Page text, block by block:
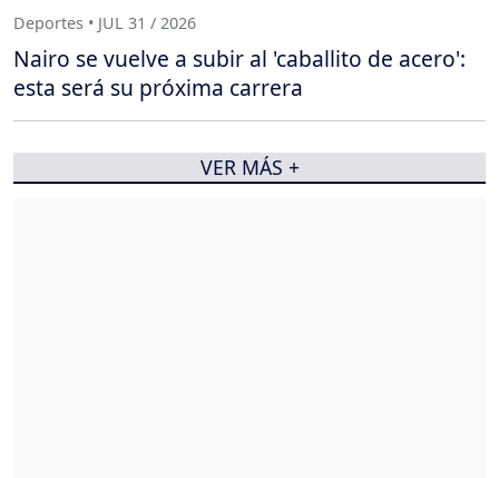
Deportes • JUL 31 / 2026
Nairo se vuelve a subir al 'caballito de acero':
esta será su próxima carrera
VER MÁS +